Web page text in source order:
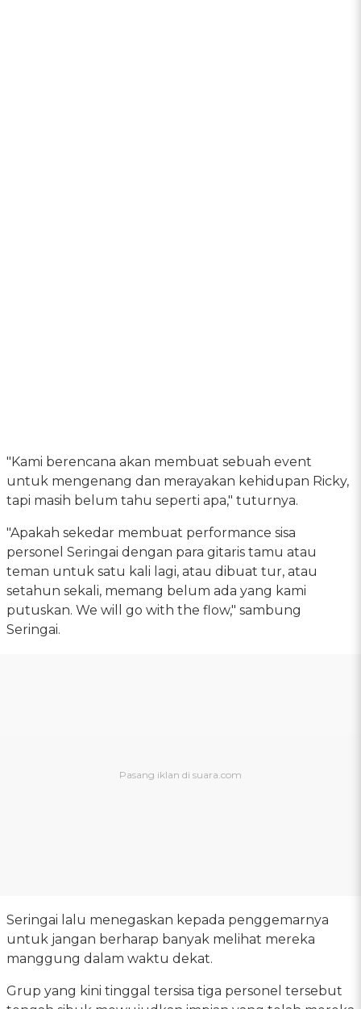
"Kami berencana akan membuat sebuah event
untuk mengenang dan merayakan kehidupan Ricky,
tapi masih belum tahu seperti apa," tuturnya.
"Apakah sekedar membuat performance sisa
personel Seringai dengan para gitaris tamu atau
teman untuk satu kali lagi, atau dibuat tur, atau
setahun sekali, memang belum ada yang kami
putuskan. We will go with the flow," sambung
Seringai.
Seringai lalu menegaskan kepada penggemarnya
untuk jangan berharap banyak melihat mereka
manggung dalam waktu dekat.
Grup yang kini tinggal tersisa tiga personel tersebut